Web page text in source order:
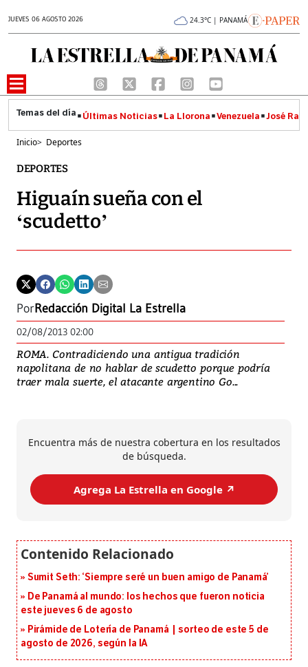
JUEVES 06 AGOSTO 2026 24.3°C | PANAMÁ
Últimas Noticias La Llorona Venezuela José
Inicio> Deportes
DEPORTES
Higuaín sueña con el
‘scudetto’
PorRedacción Digital La Estrella
02/08/2013 02:00
ROMA. Contradiciendo una antigua tradición
napolitana de no hablar de scudetto porque podría
traer mala suerte, el atacante argentino Go...
Encuentra más de nuestra cobertura en los resultados
de búsqueda.
Agrega La Estrella en Google ↗️
Sumit Seth: ‘Siempre seré un buen amigo de Panamá’
De Panamá al mundo: los hechos que fueron noticia
este jueves 6 de agosto
Pirámide de Lotería de Panamá | sorteo de este 5 de
agosto de 2026, según la IA